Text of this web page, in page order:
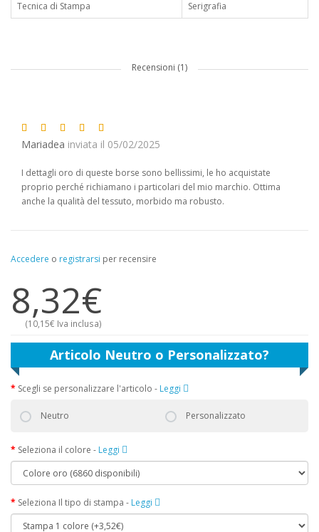
Tecnica di Stampa
Serigrafia
Recensioni (1)
Mariadea inviata il 05/02/2025
I dettagli oro di queste borse sono bellissimi, le ho acquistate
proprio perché richiamano i particolari del mio marchio. Ottima
anche la qualità del tessuto, morbido ma robusto.
Accedere o registrarsi per recensire
8,32€
(10,15€ Iva inclusa)
Articolo Neutro o Personalizzato?
Scegli se personalizzare l'articolo - Leggi
Neutro Personalizzato
Seleziona il colore - Leggi
Seleziona Il tipo di stampa - Leggi